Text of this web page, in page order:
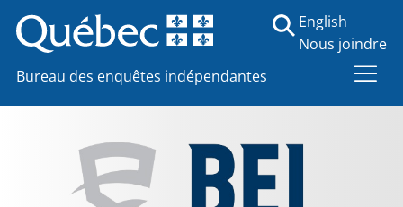
Bureau des enquêtes indépendantes
English
Nous joindre